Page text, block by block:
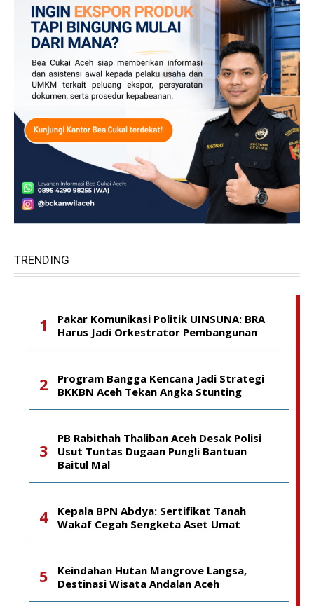
TRENDING
Pakar Komunikasi Politik UINSUNA: BRA
Harus Jadi Orkestrator Pembangunan
Program Bangga Kencana Jadi Strategi
BKKBN Aceh Tekan Angka Stunting
PB Rabithah Thaliban Aceh Desak Polisi
Usut Tuntas Dugaan Pungli Bantuan
Baitul Mal
Kepala BPN Abdya: Sertifikat Tanah
Wakaf Cegah Sengketa Aset Umat
Keindahan Hutan Mangrove Langsa,
Destinasi Wisata Andalan Aceh